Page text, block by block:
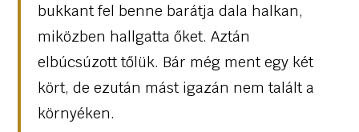
bukkant fel benne barátja dala halkan,
miközben hallgatta őket. Aztán
elbúcsúzott tőlük. Bár még ment egy két
kört, de ezután mást igazán nem talált a
környéken.